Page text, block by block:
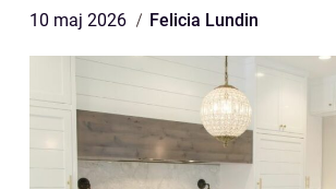
10 maj 2026 Felicia Lundin